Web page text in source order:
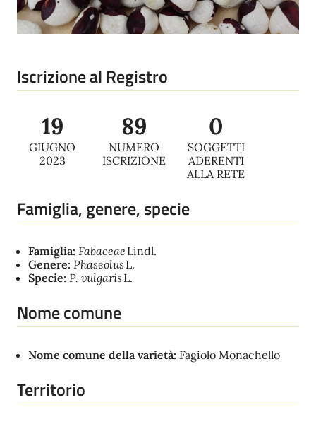
Iscrizione al Registro
19
GIUGNO
2023
89
NUMERO
ISCRIZIONE
0
SOGGETTI
ADERENTI
ALLA RETE
Famiglia, genere, specie
Famiglia: Fabaceae Lindl.
Genere: Phaseolus L.
Specie: P. vulgaris L.
Nome comune
Nome comune della varietà: Fagiolo Monachello
Territorio